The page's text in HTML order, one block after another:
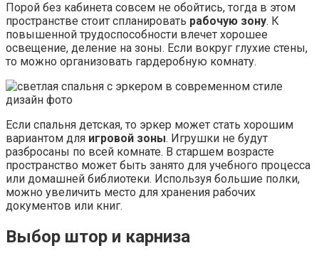
Порой без кабинета совсем не обойтись, тогда в этом
пространстве стоит спланировать рабочую зону. К
повышенной трудоспособности влечет хорошее
освещение, деление на зоны. Если вокруг глухие стены,
то можно организовать гардеробную комнату.
Если спальня детская, то эркер может стать хорошим
вариантом для игровой зоны. Игрушки не будут
разбросаны по всей комнате. В старшем возрасте
пространство может быть занято для учебного процесса
или домашней библиотеки. Используя большие полки,
можно увеличить место для хранения рабочих
документов или книг.
Выбор штор и карниза